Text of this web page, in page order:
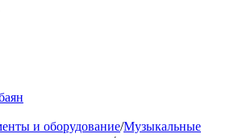
и оборудование/Музыкальные